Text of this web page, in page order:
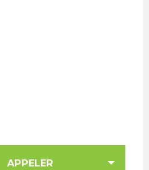
APPELER